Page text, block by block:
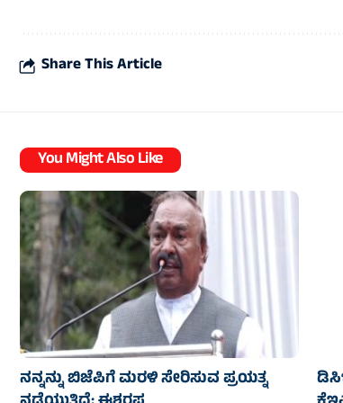
Share This Article
You Might Also Like
ನನ್ನನ್ನು ಬಿಜೆಪಿಗೆ ಮರಳಿ ಸೇರಿಸುವ ಪ್ರಯತ್ನ